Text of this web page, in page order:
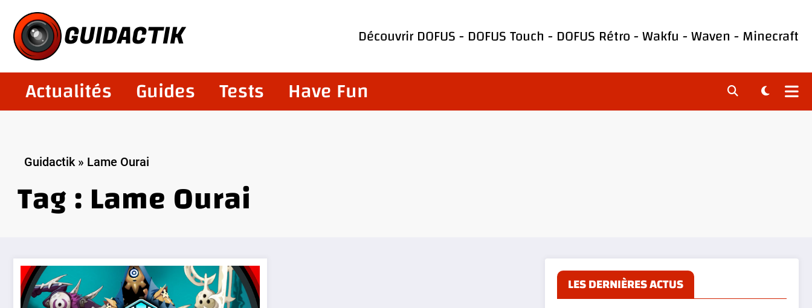
contenu
GUIDACTIK DécouvrirDOFUS-DOFUS Touch-DOFUS Rétro-Wakfu-Waven-Minecraft
Actualités Guides Tests Have Fun
Guidactik» Lame Ourai
Tag : Lame Ourai
LES DERNIÈRES ACTUS